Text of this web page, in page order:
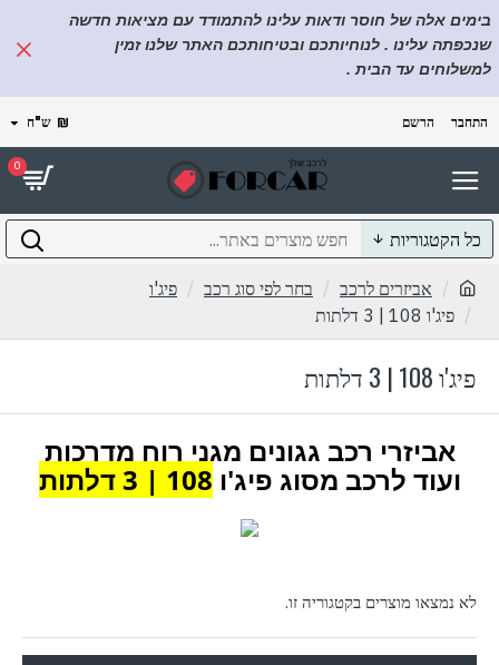
בימים אלה של חוסר ודאות עלינו להתמודד עם מציאות חדשה
שנכפתה עלינו . לנוחיותכם ובטיחותכם האתר שלנו זמין
למשלוחים עד הבית .
התחבר הרשם ₪ ש"ח
0
כל הקטגוריות
אביזרים לרכב בחר לפי סוג רכב
פיג'ו
פיג'ו 108 | 3 דלתות
פיג'ו 108 | 3 דלתות
אביזרי רכב גגונים מגני רוח מדרכות
ועוד לרכב מסוג פיג'ו 108 | 3 דלתות
לא נמצאו מוצרים בקטגוריה זו.